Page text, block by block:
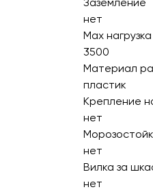
нет
Max
3500
Материал
пластик
Крепление
нет
нет
Вилка за
нет